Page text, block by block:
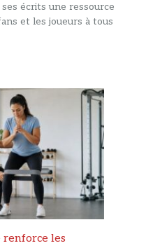
écrits une ressource
et les joueurs à tous
renforce les